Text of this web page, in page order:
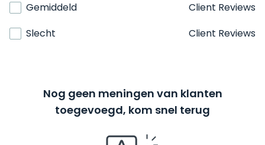
Gemiddeld
Client Reviews
Slecht
Client Reviews
Nog geen meningen van klanten
toegevoegd, kom snel terug